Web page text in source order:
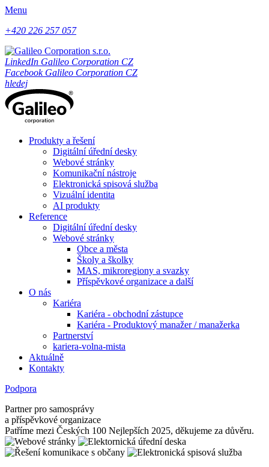
Menu
+420 226 257 057
LinkedIn Galileo Corporation CZ
Facebook Galileo Corporation CZ
hledej
Produkty a řešení
Digitální úřední desky
Webové stránky
Komunikační nástroje
Elektronická spisová služba
Vizuální identita
AI produkty
Reference
Digitální úřední desky
Webové stránky
Obce a města
Školy a školky
MAS, mikroregiony a svazky
Příspěvkové organizace a další
O nás
Kariéra
Kariéra - obchodní zástupce
Kariéra - Produktový manažer / manažerka
Partnerství
kariera-volna-mista
Aktuálně
Kontakty
Podpora
Partner pro samosprávy
a příspěvkové organizace
Patříme mezi Českých 100 Nejlepších 2025, děkujeme za důvěru.